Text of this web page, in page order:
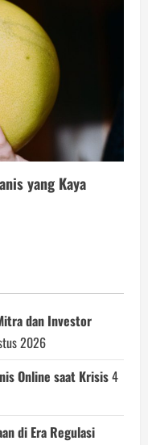
yang Kaya
dan Investor
2026
Online saat Krisis4
di Era Regulasi